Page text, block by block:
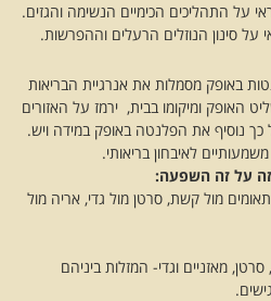
על התהליכים הכימיים הנשימה והגזים.
סינון הנוזלים הרעלים וההפרשות.
באופק מסמלות את אנרגיית הבריאות
האופק ומיקומו בבית, ירמז על האזורים
כך נוסיף את הפלנטה באופק במידה ויש.
לאיבחון בריאותי.
זה על זה השפעה:
מול קשת, סרטן מול גדי, אריה מול
מאזניים וגדי- המזלות ביניהם